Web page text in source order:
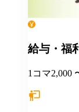
給与・福
1コマ2,000